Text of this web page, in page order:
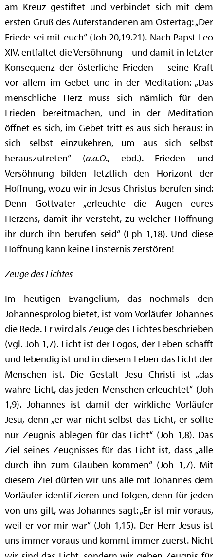
am Kreuz gestiftet und verbindet sich mit dem
ersten Gruß des Auferstandenen am Ostertag: „Der
Friede sei mit euch“ (Joh 20,19.21). Nach Papst Leo
XIV. entfaltet die Versöhnung – und damit in letzter
Konsequenz der österliche Frieden – seine Kraft
vor allem im Gebet und in der Meditation: „Das
menschliche Herz muss sich nämlich für den
Frieden bereitmachen, und in der Meditation
öffnet es sich, im Gebet tritt es aus sich heraus: in
sich selbst einzukehren, um aus sich selbst
herauszutreten“ (a.a.O., ebd.). Frieden und
Versöhnung bilden letztlich den Horizont der
Hoffnung, wozu wir in Jesus Christus berufen sind:
Denn Gottvater „erleuchte die Augen eures
Herzens, damit ihr versteht, zu welcher Hoffnung
ihr durch ihn berufen seid“ (Eph 1,18). Und diese
Hoffnung kann keine Finsternis zerstören!
Zeuge des Lichtes
Im heutigen Evangelium, das nochmals den
Johannesprolog bietet, ist vom Vorläufer Johannes
die Rede. Er wird als Zeuge des Lichtes beschrieben
(vgl. Joh 1,7). Licht ist der Logos, der Leben schafft
und lebendig ist und in diesem Leben das Licht der
Menschen ist. Die Gestalt Jesu Christi ist „das
wahre Licht, das jeden Menschen erleuchtet“ (Joh
1,9). Johannes ist damit der wirkliche Vorläufer
Jesu, denn „er war nicht selbst das Licht, er sollte
nur Zeugnis ablegen für das Licht“ (Joh 1,8). Das
Ziel seines Zeugnisses für das Licht ist, dass „alle
durch ihn zum Glauben kommen“ (Joh 1,7). Mit
diesem Ziel dürfen wir uns alle mit Johannes dem
Vorläufer identifizieren und folgen, denn für jeden
von uns gilt, was Johannes sagt: „Er ist mir voraus,
weil er vor mir war“ (Joh 1,15). Der Herr Jesus ist
uns immer voraus und kommt immer zuerst. Nicht